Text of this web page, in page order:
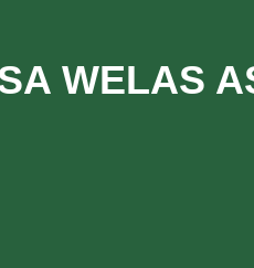
WELAS